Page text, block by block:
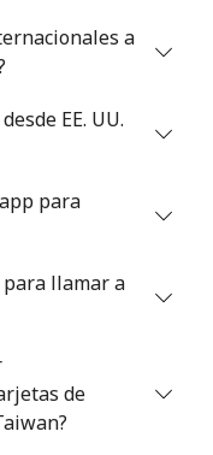
por ⁦$10⁩
min por ⁦$10⁩
a
EE. UU.
para
para llamar a
de